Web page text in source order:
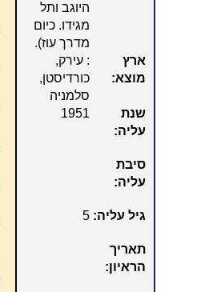
היוגב ותל
מגידו. כיום
מדרך עוז).
ארץ
מוצא:
: עירק,
כורדיסטן,
סלמניה
שנת
עליה:
1951
סיבת
עליה:
גיל עליה: 5
תאריך
הראיון: